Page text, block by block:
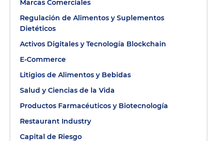
Marcas Comerciales
Regulación de Alimentos y Suplementos
Dietéticos
Activos Digitales y Tecnología Blockchain
E-Commerce
Litigios de Alimentos y Bebidas
Salud y Ciencias de la Vida
Productos Farmacéuticos y Biotecnología
Restaurant Industry
Capital de Riesgo